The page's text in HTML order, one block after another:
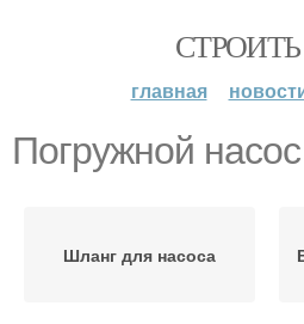
главная
Погружной насос
Шланг для насоса